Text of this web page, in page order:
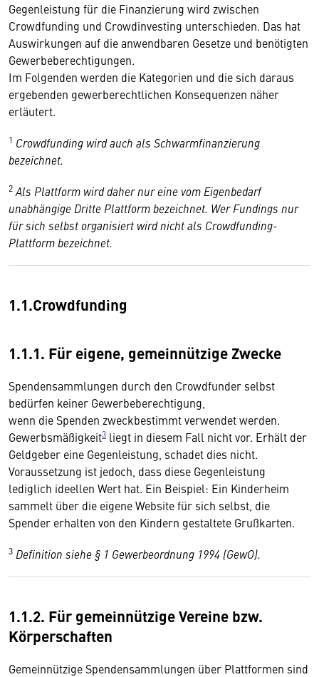
Gegenleistung für die Finanzierung wird zwischen
Crowdfunding und Crowdinvesting unterschieden. Das hat
Auswirkungen auf die anwendbaren Gesetze und benötigten
Gewerbeberechtigungen.
Im Folgenden werden die Kategorien und die sich daraus
ergebenden gewerberechtlichen Konsequenzen näher
erläutert.
1 Crowdfunding wird auch als Schwarmfinanzierung
bezeichnet.
2 Als Plattform wird daher nur eine vom Eigenbedarf
unabhängige Dritte Plattform bezeichnet. Wer Fundings nur
für sich selbst organisiert wird nicht als Crowdfunding-
Plattform bezeichnet.
1.1.Crowdfunding
1.1.1. Für eigene, gemeinnützige Zwecke
Spendensammlungen durch den Crowdfunder selbst
bedürfen keiner Gewerbeberechtigung,
wenn die Spenden zweckbestimmt verwendet werden.
Gewerbsmäßigkeit3 liegt in diesem Fall nicht vor. Erhält der
Geldgeber eine Gegenleistung, schadet dies nicht.
Voraussetzung ist jedoch, dass diese Gegenleistung
lediglich ideellen Wert hat. Ein Beispiel: Ein Kinderheim
sammelt über die eigene Website für sich selbst, die
Spender erhalten von den Kindern gestaltete Grußkarten.
3 Definition siehe § 1 Gewerbeordnung 1994 (GewO).
1.1.2. Für gemeinnützige Vereine bzw.
Körperschaften
Gemeinnützige Spendensammlungen über Plattformen sind